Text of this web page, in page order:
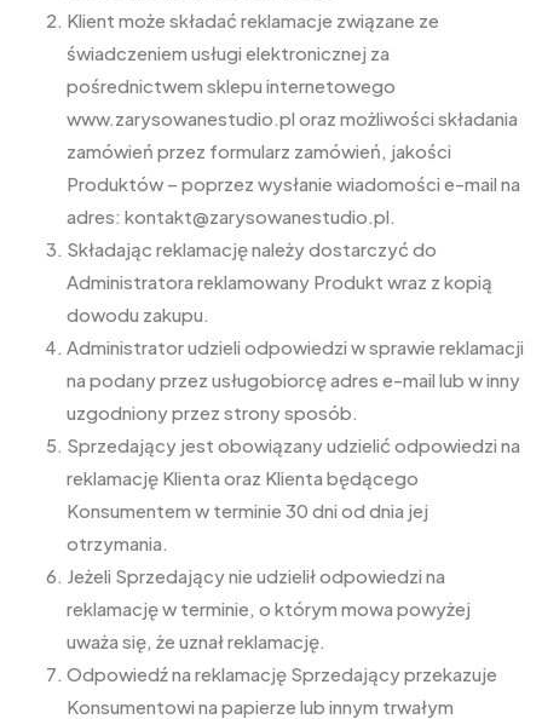
Klient może składać reklamacje związane ze
świadczeniem usługi elektronicznej za
pośrednictwem sklepu internetowego
www.zarysowanestudio.pl oraz możliwości składania
zamówień przez formularz zamówień, jakości
Produktów – poprzez wysłanie wiadomości e-mail na
adres: kontakt@zarysowanestudio.pl.
Składając reklamację należy dostarczyć do
Administratora reklamowany Produkt wraz z kopią
dowodu zakupu.
Administrator udzieli odpowiedzi w sprawie reklamacji
na podany przez usługobiorcę adres e-mail lub w inny
uzgodniony przez strony sposób.
Sprzedający jest obowiązany udzielić odpowiedzi na
reklamację Klienta oraz Klienta będącego
Konsumentem w terminie 30 dni od dnia jej
otrzymania.
Jeżeli Sprzedający nie udzielił odpowiedzi na
reklamację w terminie, o którym mowa powyżej
uważa się, że uznał reklamację.
Odpowiedź na reklamację Sprzedający przekazuje
Konsumentowi na papierze lub innym trwałym